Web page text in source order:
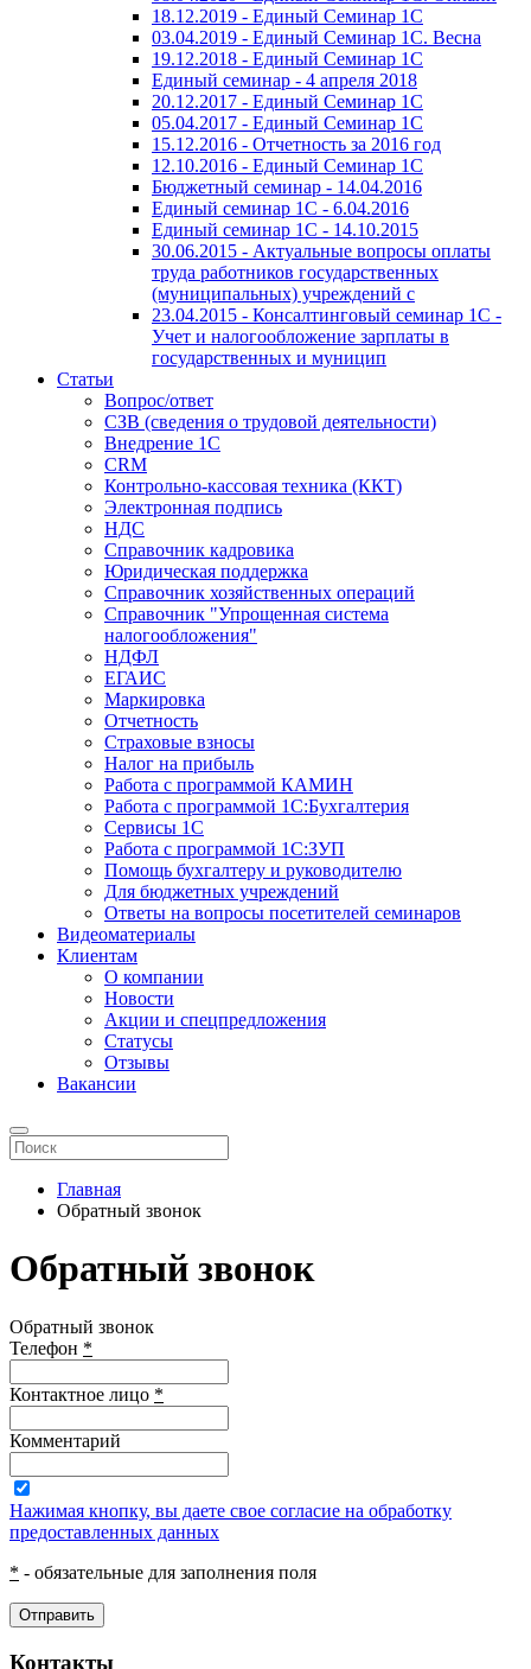
18.12.2019 - Единый Семинар 1С
03.04.2019 - Единый Семинар 1С. Весна
19.12.2018 - Единый Семинар 1С
Единый семинар - 4 апреля 2018
20.12.2017 - Единый Семинар 1С
05.04.2017 - Единый Семинар 1С
15.12.2016 - Отчетность за 2016 год
12.10.2016 - Единый Семинар 1С
Бюджетный семинар - 14.04.2016
Единый семинар 1С - 6.04.2016
Единый семинар 1С - 14.10.2015
30.06.2015 - Актуальные вопросы оплаты
труда работников государственных
(муниципальных) учреждений с
23.04.2015 - Консалтинговый семинар 1С -
Учет и налогообложение зарплаты в
государственных и муницип
Статьи
Вопрос/ответ
СЗВ (сведения о трудовой деятельности)
Внедрение 1С
CRM
Контрольно-кассовая техника (ККТ)
Электронная подпись
НДС
Справочник кадровика
Юридическая поддержка
Справочник хозяйственных операций
Справочник "Упрощенная система
налогообложения"
НДФЛ
ЕГАИС
Маркировка
Отчетность
Страховые взносы
Налог на прибыль
Работа с программой КАМИН
Работа с программой 1С:Бухгалтерия
Сервисы 1С
Работа с программой 1С:ЗУП
Помощь бухгалтеру и руководителю
Для бюджетных учреждений
Ответы на вопросы посетителей семинаров
Видеоматериалы
Клиентам
О компании
Новости
Акции и спецпредложения
Статусы
Отзывы
Вакансии
Главная
Обратный звонок
Обратный звонок
Обратный звонок
Телефон *
Контактное лицо *
Комментарий
Нажимая кнопку, вы даете свое согласие на обработку
предоставленных данных
* - обязательные для заполнения поля
Отправить
Контакты